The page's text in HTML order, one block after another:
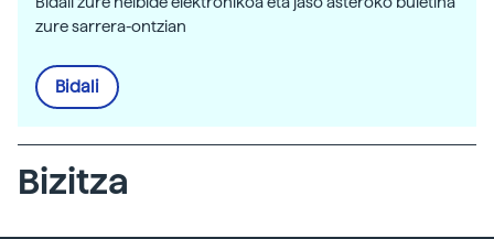
zure sarrera-ontzian
Bidali
Bizitza